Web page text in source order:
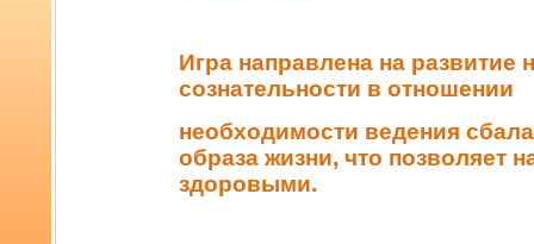
Игра направлена на развитие
сознательности в отношении
необходимости ведения
образа жизни, что позволяет
здоровыми.